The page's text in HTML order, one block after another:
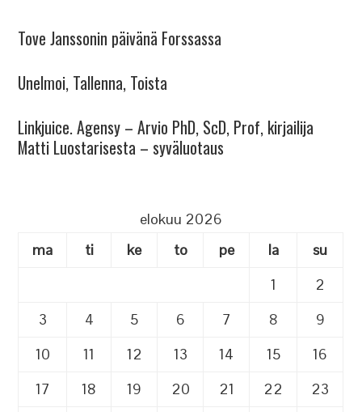
Tove Janssonin päivänä Forssassa
Unelmoi, Tallenna, Toista
Linkjuice. Agensy – Arvio PhD, ScD, Prof, kirjailija
Matti Luostarisesta – syväluotaus
elokuu 2026
ma
ti ke to pe la
su
1
2
3
4 5 6 7 8
9
10
11 12 13 14 15
16
17
18 19 20 21 22
23